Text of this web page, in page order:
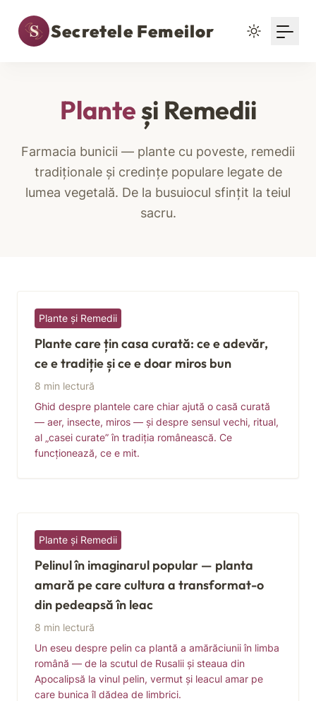
Secretele Femeilor
Planteși Remedii
Farmacia bunicii — plante cu poveste, remedii
tradiționale și credințe populare legate de
lumea vegetală. De la busuiocul sfințit la teiul
sacru.
Plante și Remedii
Plante care țin casa curată: ce e adevăr,
ce e tradiție și ce e doar miros bun
8 min lectură
Ghid despre plantele care chiar ajută o casă curată
— aer, insecte, miros — și despre sensul vechi, ritual,
al „casei curate” în tradiția românească. Ce
funcționează, ce e mit.
Plante și Remedii
Pelinul în imaginarul popular — planta
amară pe care cultura a transformat-o
din pedeapsă în leac
8 min lectură
Un eseu despre pelin ca plantă a amărăciunii în limba
română — de la scutul de Rusalii și steaua din
Apocalipsă la vinul pelin, vermut și leacul amar pe
care bunica îl dădea de limbrici.